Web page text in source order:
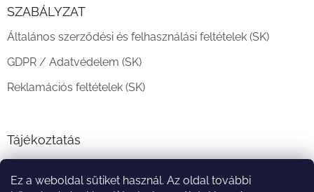
Ez a weboldal sütiket használ. Az oldal további
SZABÁLYZAT
Általános szerződési és felhasználási feltételek (SK)
GDPR / Adatvédelem (SK)
Reklamációs feltételek (SK)
Tájékoztatás